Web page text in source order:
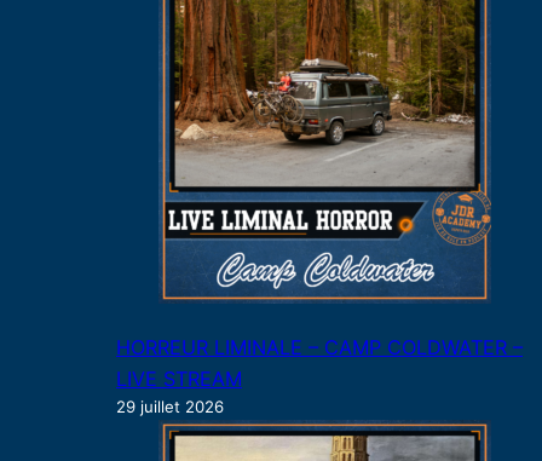
HORREUR LIMINALE – CAMP COLDWATER –
LIVE STREAM
29 juillet 2026